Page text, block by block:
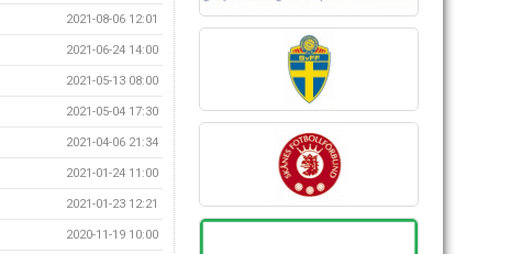
2021-08-06 12:01
2021-06-24 14:00
2021-05-13 08:00
2021-05-04 17:30
2021-04-06 21:34
2021-01-24 11:00
2021-01-23 12:21
2020-11-19 10:00